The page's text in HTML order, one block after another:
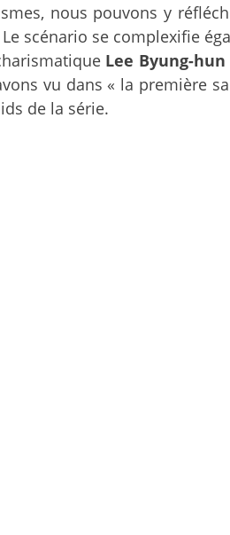
nous pouvons y
scénario se complexifie
Lee Byung-hun
vu dans « la première
de la série.